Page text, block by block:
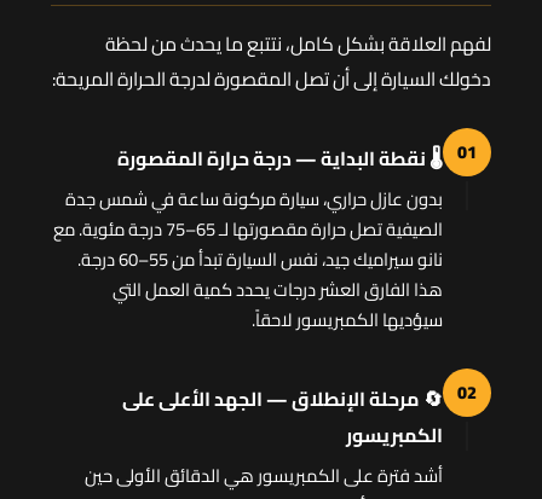
لفهم العلاقة بشكل كامل، نتتبع ما يحدث من لحظة
دخولك السيارة إلى أن تصل المقصورة لدرجة الحرارة المريحة:
01 🌡️ نقطة البداية — درجة حرارة المقصورة
بدون عازل حراري، سيارة مركونة ساعة في شمس جدة
الصيفية تصل حرارة مقصورتها لـ 65–75 درجة مئوية. مع
نانو سيراميك جيد، نفس السيارة تبدأ من 55–60 درجة.
هذا الفارق العشر درجات يحدد كمية العمل التي
سيؤديها الكمبريسور لاحقاً.
02 🔄 مرحلة الإنطلاق — الجهد الأعلى على
الكمبريسور
أشد فترة على الكمبريسور هي الدقائق الأولى حين